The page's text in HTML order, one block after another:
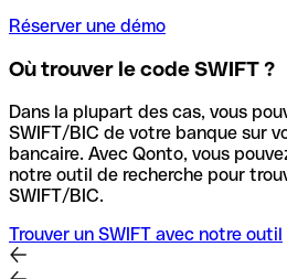
Réserver une démo
Où trouver le code SWIFT ?
Dans la plupart des cas, vous
SWIFT/BIC de votre banque sur
bancaire. Avec Qonto, vous
notre outil de recherche pour
SWIFT/BIC.
Trouver un SWIFT avec notre outil